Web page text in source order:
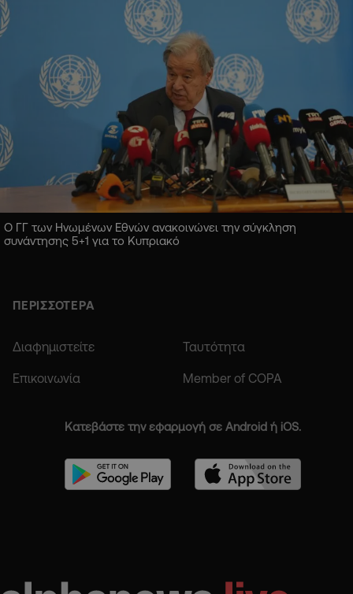
Ο ΓΓ των Ηνωμένων Εθνών ανακοινώνει την σύγκληση
συνάντησης 5+1 για το Κυπριακό
ΠΕΡΙΣΣΟΤΕΡΑ
Διαφημιστείτε Ταυτότητα
Επικοινωνία Member of COPA
Κατεβάστε την εφαρμογή σε Android ή iOS.